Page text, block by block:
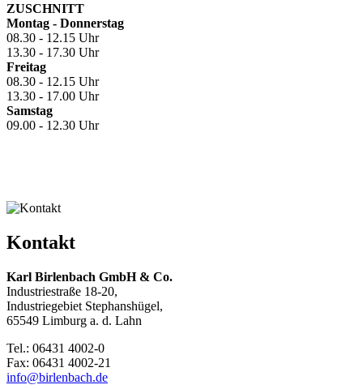
ZUSCHNITT
Montag - Donnerstag
08.30 - 12.15 Uhr
13.30 - 17.30 Uhr
Freitag
08.30 - 12.15 Uhr
13.30 - 17.00 Uhr
Samstag
09.00 - 12.30 Uhr
Kontakt
Karl Birlenbach GmbH & Co.
Industriestraße 18-20,
Industriegebiet Stephanshügel,
65549 Limburg a. d. Lahn
Tel.: 06431 4002-0
Fax: 06431 4002-21
info@birlenbach.de